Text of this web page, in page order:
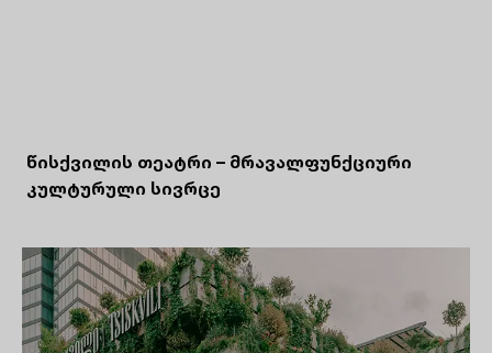
წისქვილის თეატრი – მრავალფუნქციური
კულტურული სივრცე